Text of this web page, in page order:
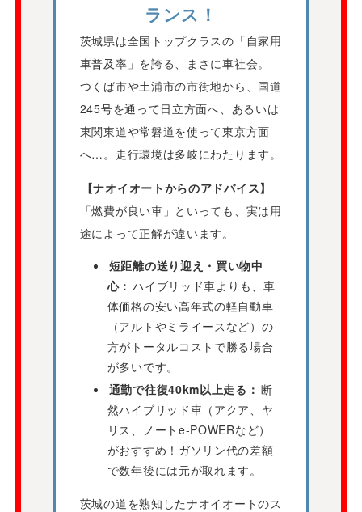
ランス！
茨城県は全国トップクラスの「自家用
車普及率」を誇る、まさに車社会。
つくば市や土浦市の市街地から、国道
245号を通って日立方面へ、あるいは
東関東道や常磐道を使って東京方面
へ…。走行環境は多岐にわたります。
【ナオイオートからのアドバイス】
「燃費が良い車」といっても、実は用
途によって正解が違います。
短距離の送り迎え・買い物中
心： ハイブリッド車よりも、車
体価格の安い高年式の軽自動車
（アルトやミライースなど）の
方がトータルコストで勝る場合
が多いです。
通勤で往復40km以上走る： 断
然ハイブリッド車（アクア、ヤ
リス、ノートe-POWERなど）
がおすすめ！ガソリン代の差額
で数年後には元が取れます。
茨城の道を熟知したナオイオートのス